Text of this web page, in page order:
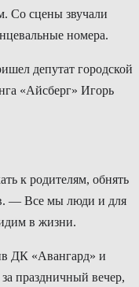
Со сцены звучали
номера.
депутат городской
«Айсберг» Игорь
к родителям, обнять
— Все мы люди и для
в жизни.
ДК «Авангард» и
праздничный вечер,